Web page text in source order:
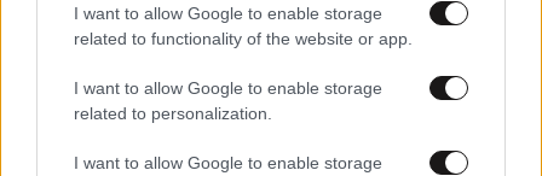
I want to allow Google to enable storage
related to functionality of the website or app.
I want to allow Google to enable storage
related to personalization.
I want to allow Google to enable storage
ο τοίχος κι΄αυτοί που τον έχτισαν εκεί